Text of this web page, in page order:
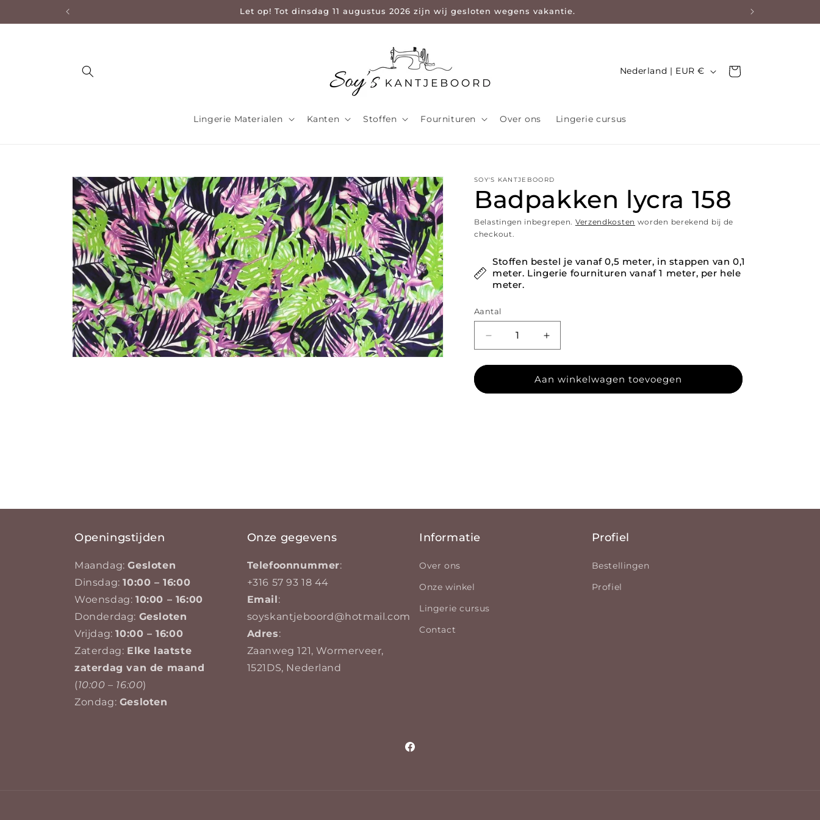
naar de content Let op! Tot dinsdag 11 augustus 2026 zijn wij gesloten wegens vakantie.
Lingerie Materialen Kanten Stoffen Fournituren Over ons Lingerie cursus
Land/regio Nederland | EUR €Winkelwagen
Ga direct naar productinformatie
SOY'S KANTJEBOORD
Badpakken lycra 158
Belastingen inbegrepen. Verzendkosten worden berekend bij de
checkout.
Stoffen bestel je vanaf 0,5 meter, in stappen van 0,1
meter. Lingerie fournituren vanaf 1 meter, per hele
meter.
Aantal
Aantal verlagen voor Badpakken lycra 158
Aantal verhogen voor Badpakken lycra 158
Aan winkelwagen toevoegen
Openingstijden
Maandag:Gesloten
Dinsdag:10:00 – 16:00
Woensdag: 10:00 – 16:00
Donderdag: Gesloten
Vrijdag:10:00 – 16:00
Zaterdag: Elke laatste
zaterdag van de maand
(10:00 – 16:00)
Zondag: Gesloten
Onze gegevens
Telefoonnummer:
+316 57 93 18 44
Email:
soyskantjeboord@hotmail.com
Adres:
Zaanweg 121, Wormerveer,
1521DS, Nederland
Informatie
Over ons
Onze winkel
Lingerie cursus
Contact
Profiel
Bestellingen
Profiel
Facebook